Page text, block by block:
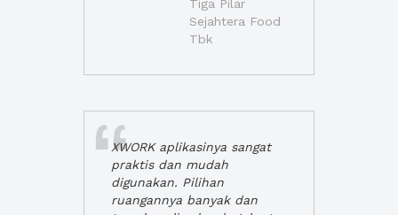
Tiga Pilar
Sejahtera Food
Tbk
XWORK aplikasinya sangat
praktis dan mudah
digunakan. Pilihan
ruangannya banyak dan